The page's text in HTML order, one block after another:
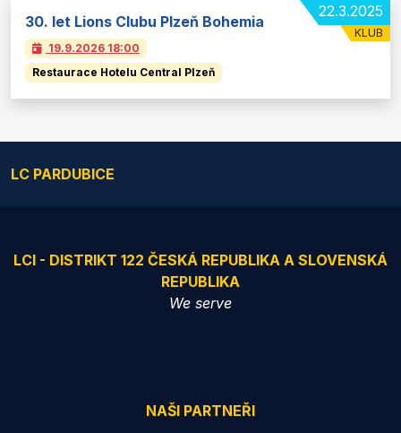
22.3.2025
KLUB
30. let Lions Clubu Plzeň Bohemia
19.9.2026 18:00
Restaurace Hotelu Central Plzeň
LC PARDUBICE
LCI - DISTRIKT 122 ČESKÁ REPUBLIKA A SLOVENSKÁ
REPUBLIKA
We serve
NAŠI PARTNEŘI